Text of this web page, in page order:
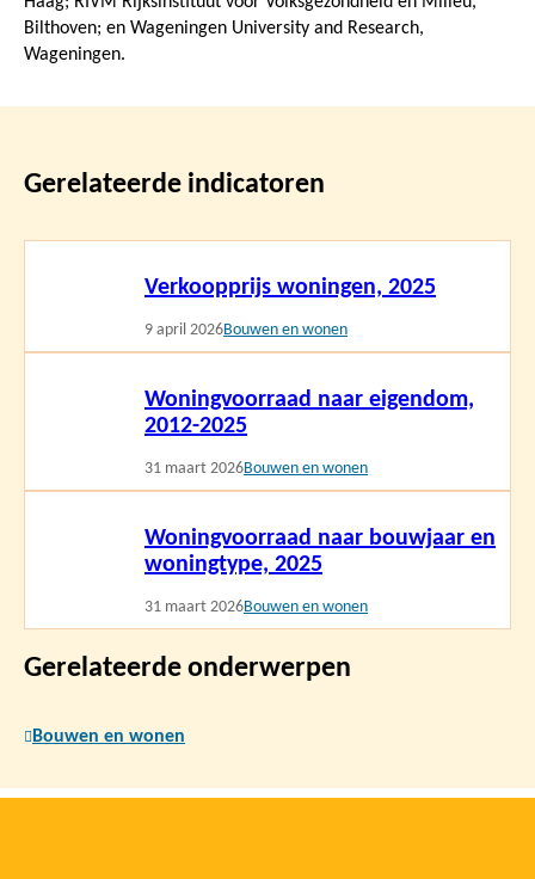
Bilthoven; en Wageningen University and Research,
Wageningen.
Gerelateerde indicatoren
Verkoopprijs woningen, 2025
9 april 2026Bouwen en wonen
Woningvoorraad naar eigendom,
2012-2025
31 maart 2026Bouwen en wonen
Woningvoorraad naar bouwjaar en
woningtype, 2025
31 maart 2026Bouwen en wonen
Gerelateerde onderwerpen
Bouwen en wonen